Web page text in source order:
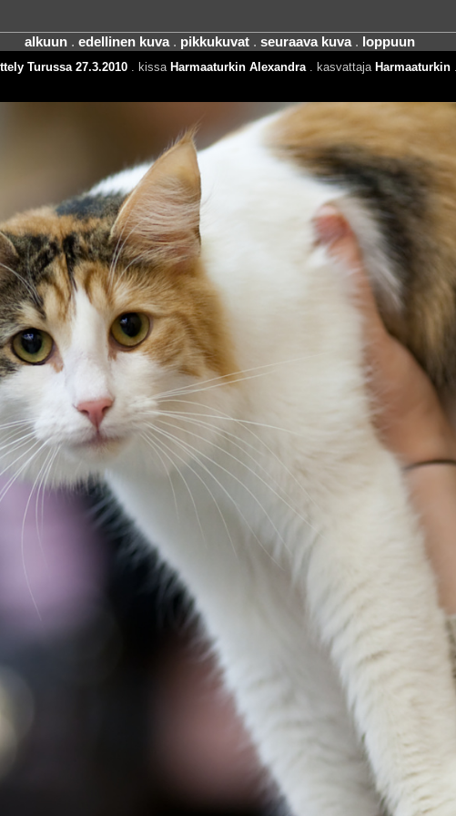
alkuun. edellinen kuva. pikkukuvat. seuraava kuva. loppuun
Turussa 27.3.2010. kissa Harmaaturkin Alexandra. kasvattaja Harmaaturkin.